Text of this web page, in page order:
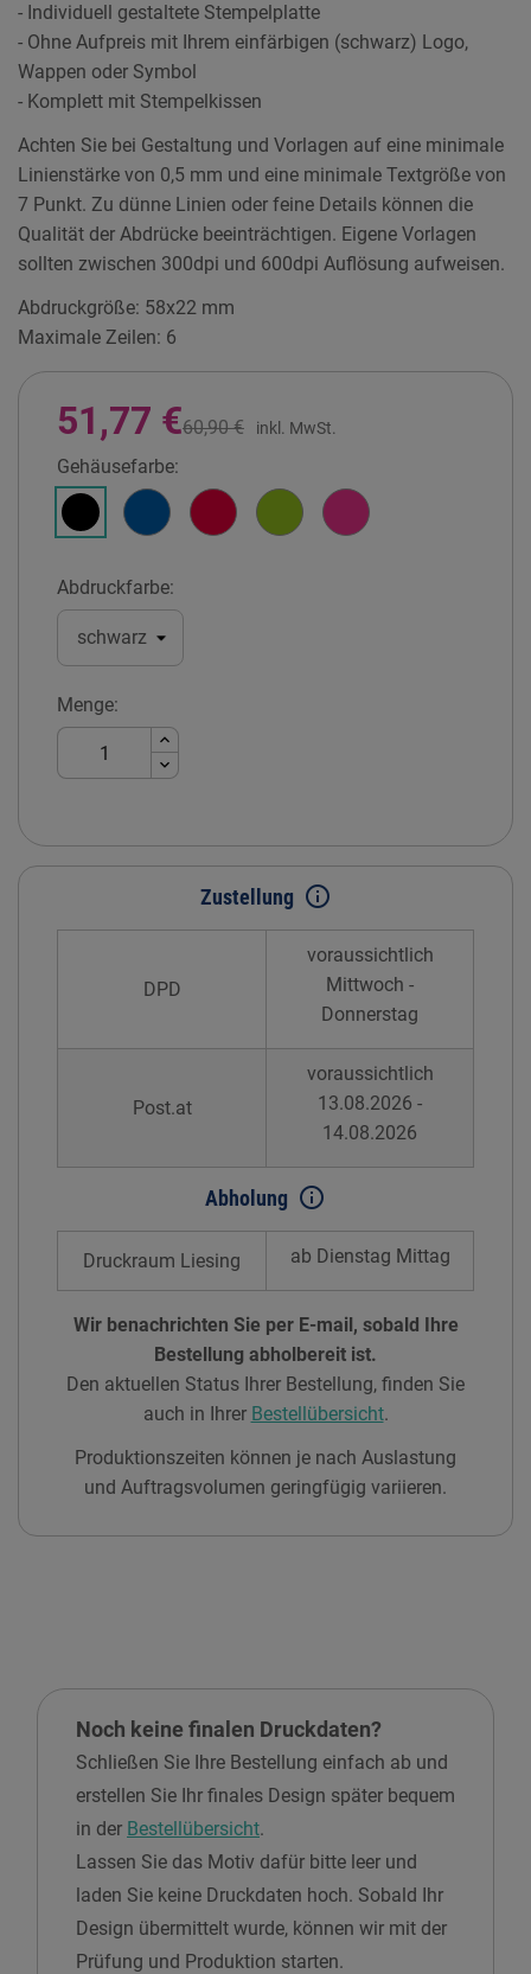
- Individuell gestaltete Stempelplatte
- Ohne Aufpreis mit Ihrem einfärbigen (schwarz) Logo,
Wappen oder Symbol
- Komplett mit Stempelkissen
Achten Sie bei Gestaltung und Vorlagen auf eine minimale
Linienstärke von 0,5 mm und eine minimale Textgröße von
7 Punkt. Zu dünne Linien oder feine Details können die
Qualität der Abdrücke beeinträchtigen. Eigene Vorlagen
sollten zwischen 300dpi und 600dpi Auflösung aufweisen.
Abdruckgröße: 58x22 mm
Maximale Zeilen: 6
51,77 €60,90 € inkl. MwSt.
Gehäusefarbe:
Schwarz HimmelblauFeuerrot ApfelgrünFuchsiapink
Abdruckfarbe:
Menge:
Zustellung info_outline
DPD
voraussichtlich
Mittwoch -
Donnerstag
Post.at
voraussichtlich
13.08.2026 -
14.08.2026
Abholung info_outline
Druckraum Liesing ab Dienstag Mittag
Wir benachrichten Sie per E-mail, sobald Ihre
Bestellung abholbereit ist.
Den aktuellen Status Ihrer Bestellung, finden Sie
auch in Ihrer Bestellübersicht.
Produktionszeiten können je nach Auslastung
und Auftragsvolumen geringfügig variieren.
Noch keine finalen Druckdaten?
Schließen Sie Ihre Bestellung einfach ab und
erstellen Sie Ihr finales Design später bequem
in der Bestellübersicht.
Lassen Sie das Motiv dafür bitte leer und
laden Sie keine Druckdaten hoch. Sobald Ihr
Design übermittelt wurde, können wir mit der
Prüfung und Produktion starten.